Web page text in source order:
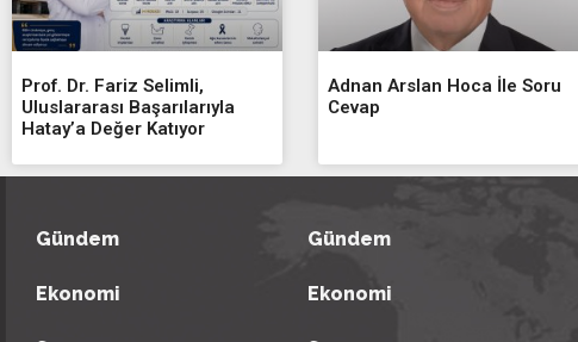
Prof. Dr. Fariz Selimli,
Uluslararası Başarılarıyla
Hatay’a Değer Katıyor
Adnan Arslan Hoca İle Soru
Cevap
Gündem
Ekonomi
Gündem
Ekonomi